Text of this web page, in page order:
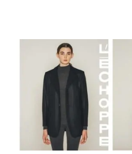
#NEW VINTAGE #マイナーグ
#路地裏てぃーん。
#GH 銘品の所以 #フイナムの
#Commune H #FOCUS IT
#ととけん #FASHION
#LIFESTYLE #SNEAKER
#SPORTS #HANDSOME